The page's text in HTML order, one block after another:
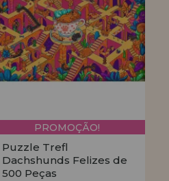
PROMOÇÃO!
Puzzle Trefl
Dachshunds Felizes de
500 Peças